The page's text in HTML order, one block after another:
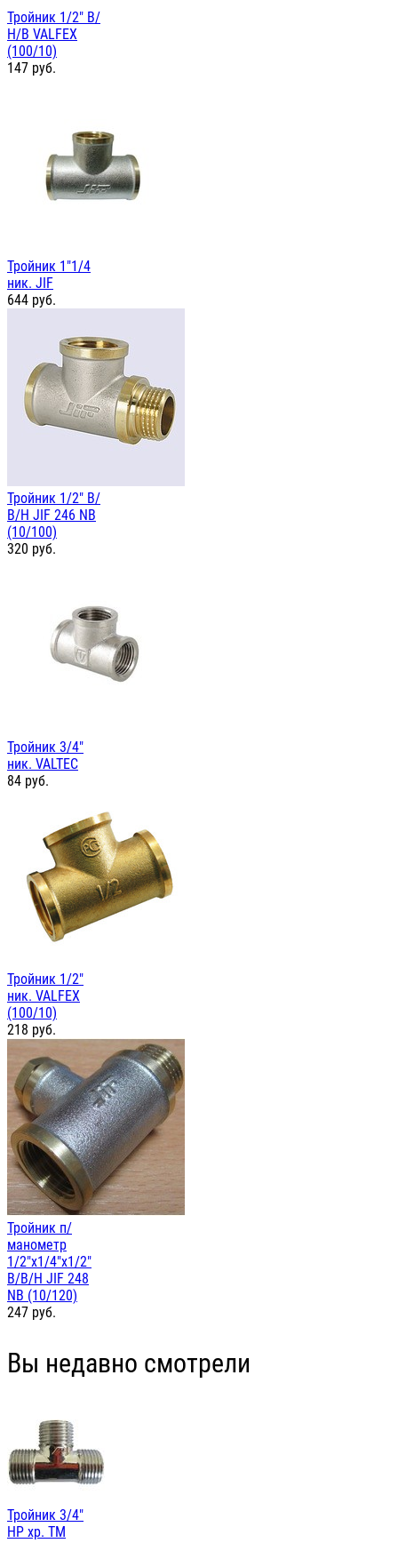
Тройник 1/2" В/
Н/В VALFEX
(100/10)
147 руб.
Тройник 1"1/4
ник. JIF
644 руб.
Тройник 1/2" В/
В/Н JIF 246 NB
(10/100)
320 руб.
Тройник 3/4"
ник. VALTEC
84 руб.
Тройник 1/2"
ник. VALFEX
(100/10)
218 руб.
Тройник п/
манометр
1/2"х1/4"х1/2"
В/В/Н JIF 248
NB (10/120)
247 руб.
Вы недавно смотрели
Тройник 3/4"
НР хр. TM